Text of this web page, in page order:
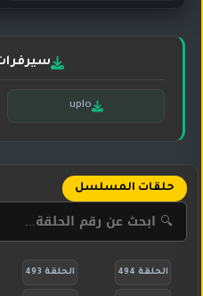
uplo
حلقات المسلسل
الحلقة 494 الحلقة 493